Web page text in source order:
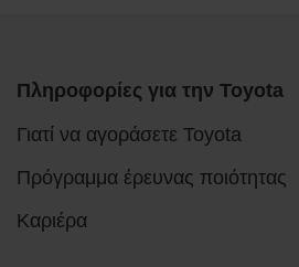
Πληροφορίες για την Toyota
Γιατί να αγοράσετε Toyota
Πρόγραμμα έρευνας ποιότητας
Καριέρα